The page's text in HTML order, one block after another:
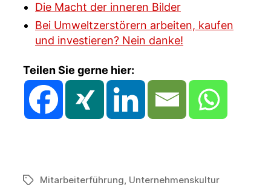
Die Macht der inneren Bilder
Bei Umweltzerstörern arbeiten, kaufen
und investieren? Nein danke!
Teilen Sie gerne hier:
Schlagwörter
Mitarbeiterführung, Unternehmenskultur